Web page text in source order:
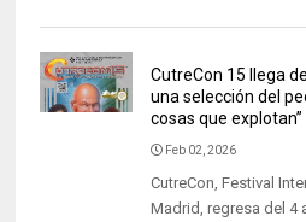
CutreCon 15 llega
una selección del
cosas que explotan”
Feb 02, 2026
CutreCon, Festival
Madrid, regresa del 4